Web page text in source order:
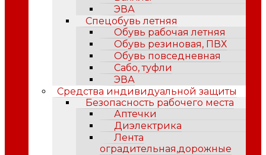
ЭВА
Спецобувь летняя
Обувь рабочая летняя
Обувь резиновая, ПВХ
Обувь повседневная
Сабо, туфли
ЭВА
Средства индивидуальной защиты
Безопасность рабочего места
Аптечки
Диэлектрика
Лента
оградительная,дорожные